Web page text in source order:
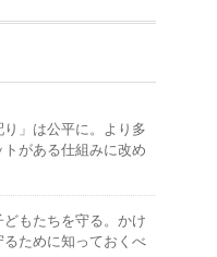
り」は公平に。より多
トがある仕組みに改め
もたちを守る。かけ
ために知っておくべ